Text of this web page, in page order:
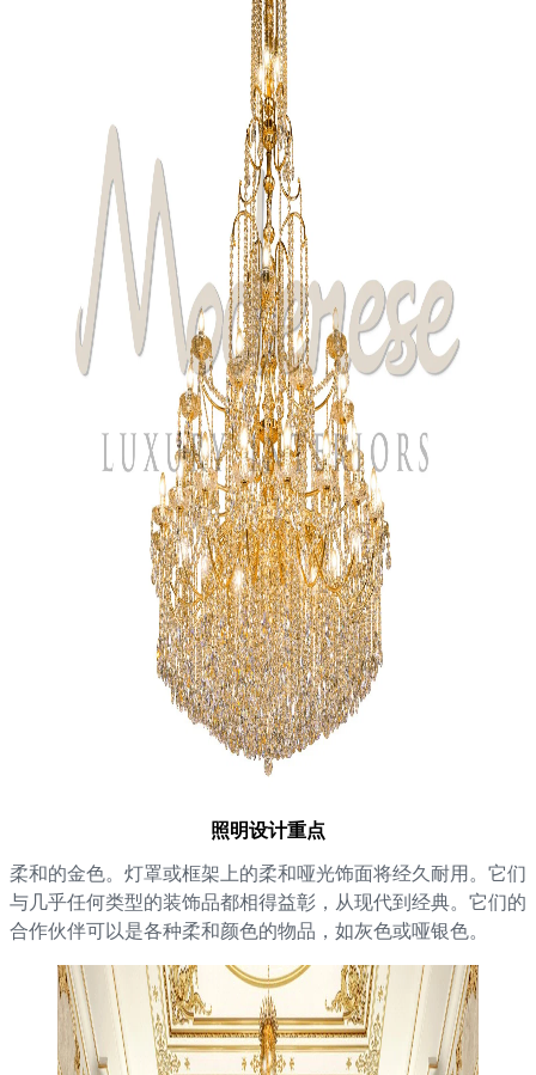
照明设计重点
柔和的金色。灯罩或框架上的柔和哑光饰面将经久耐用。它们
与几乎任何类型的装饰品都相得益彰，从现代到经典。它们的
合作伙伴可以是各种柔和颜色的物品，如灰色或哑银色。